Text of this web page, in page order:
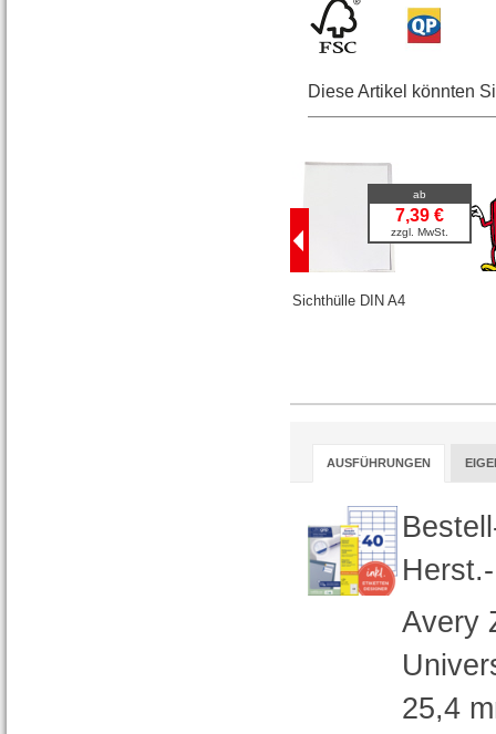
Diese Artikel könnten
ab
7,39 €
zzgl. MwSt.
Sichthülle DIN A4
AUSFÜHRUNGEN
Avery
25,4